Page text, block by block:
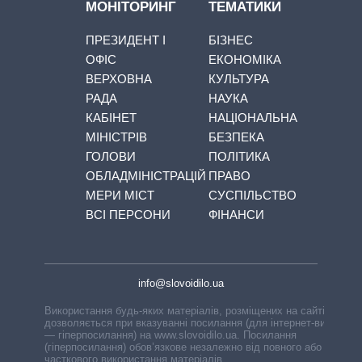
МОНІТОРИНГ
ПРЕЗИДЕНТ І
ОФІС
ВЕРХОВНА
РАДА
КАБІНЕТ
МІНІСТРІВ
ГОЛОВИ
ОБЛАДМІНІСТРАЦІЙ
МЕРИ МІСТ
ВСІ ПЕРСОНИ
ТЕМАТИКИ
БІЗНЕС
ЕКОНОМІКА
КУЛЬТУРА
НАУКА
НАЦІОНАЛЬНА
БЕЗПЕКА
ПОЛІТИКА
ПРАВО
СУСПІЛЬСТВО
ФІНАНСИ
info@slovoidilo.ua
Використання будь-яких матеріалів, розміщених на сайті,
дозволяється при вказуванні посилання (для інтернет-видань
— гіперпосилання) на www.slovoidilo.ua. Посилання
(гіперпосилання) обов’язкове незалежно від повного або
часткового використання матеріалів.